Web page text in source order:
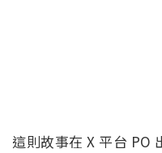
這則故事在 X 平台 PO